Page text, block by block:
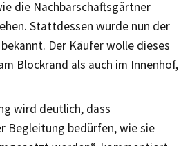
die Nachbarschaftsgärtner
Stattdessen wurde nun der
Der Käufer wolle dieses
Blockrand als auch im Innenhof,
wird deutlich, dass
Begleitung bedürfen, wie sie